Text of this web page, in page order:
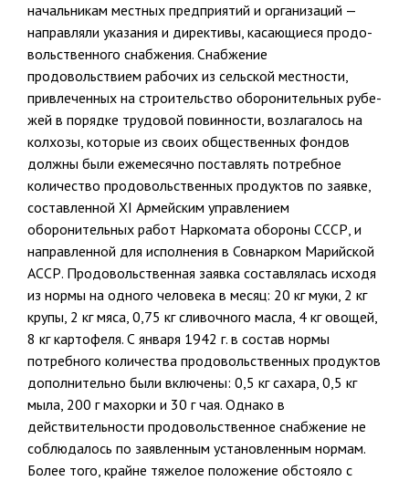
начальникам местных предприятий и организаций —
направляли указания и директивы, касающиеся продо­
вольственного снабжения. Снабжение
продовольствием рабочих из сель­ской местности,
привлеченных на строительство оборонительных рубе­
жей в порядке трудовой повинности, возлагалось на
колхозы, которые из своих общественных фондов
должны были ежемесячно поставлять потребное
количество продовольственных продуктов по заявке,
состав­ленной XI Армейским управлением
оборонительных работ Наркомата обороны СССР, и
направленной для исполнения в Совнарком Марий­ской
АССР. Продовольственная заявка составлялась исходя
из нормы на одного человека в месяц: 20 кг муки, 2 кг
крупы, 2 кг мяса, 0,75 кг сливочного масла, 4 кг овощей,
8 кг картофеля. С января 1942 г. в состав нормы
потребного количества продовольственных продуктов
до­полнительно были включены: 0,5 кг сахара, 0,5 кг
мыла, 200 г махорки и 30 г чая. Однако в
действительности продовольственное снаб­жение не
соблюдалось по заявленным установленным нормам.
Более того, крайне тяжелое положение обстояло с